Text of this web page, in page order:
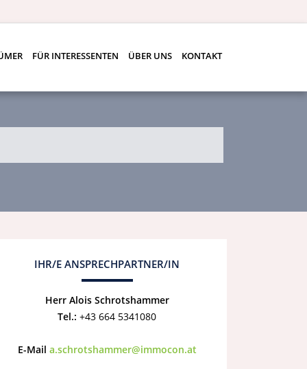
FÜR INTERESSENTEN ÜBER UNS KONTAKT
IHR/E ANSPRECHPARTNER/IN
Herr Alois Schrotshammer
Tel.: +43 664 5341080
E-Mail a.schrotshammer@immocon.at